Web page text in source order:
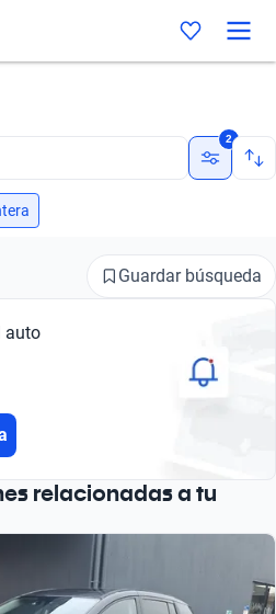
2
Guardar búsqueda
auto
relacionadas a tu